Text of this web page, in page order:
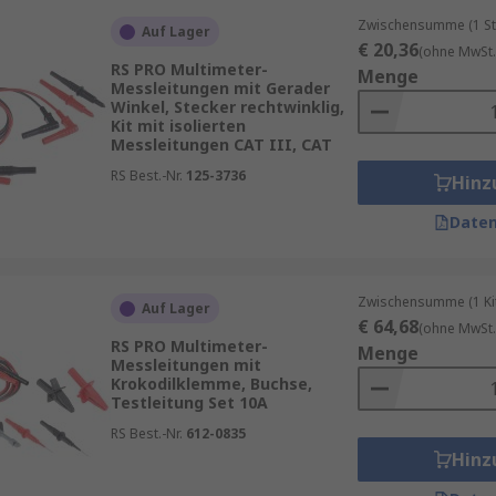
auf die richtige Länge und Art der Anschlüsse für
oder defekte Leitungen, um genaue Messungen
und Beschädigungen zu vermeiden. In unserem
und Anwendungsbereiche ausgelegt sind, um
Sicherheitsstecker u.v.m.
etc.
Multimeter-Ratgeber
. Entdecken Sie weitere
,Multimeter-KitsundStrommesszangen.
Auf Lager
RS PRO Multimeter-
Messleitungen mit Gerader
Winkel, Stecker rechtwinklig,
Kit mit isolierten
Messleitungen CAT III, CAT
RS Best.-Nr. 125-3736
Zwischensumme (1
€ 20,36(ohne
Menge
Auf Lager
RS PRO Multimeter-
Messleitungen mit
Krokodilklemme, Buchse,
Testleitung Set 10A
RS Best.-Nr. 612-0835
Zwischensumme (1
€ 64,68(ohne
Menge